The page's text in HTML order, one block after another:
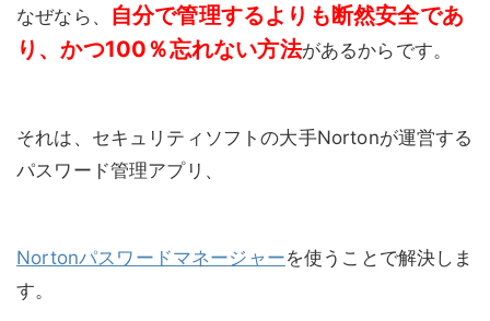
なぜなら、
自分で管理するよりも断然安全であ
り、かつ100％忘れない方法があるからです。
それは、セキュリティソフトの大手Nortonが運営する
パスワード管理アプリ、
Nortonパスワードマネージャーを使うことで解決しま
す。